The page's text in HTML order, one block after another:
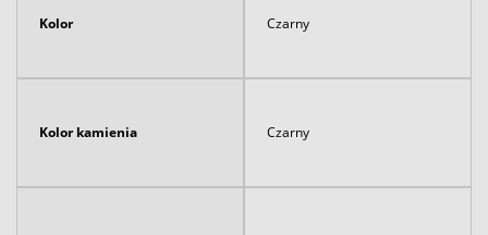
Kolor Czarny
Kolor kamienia Czarny